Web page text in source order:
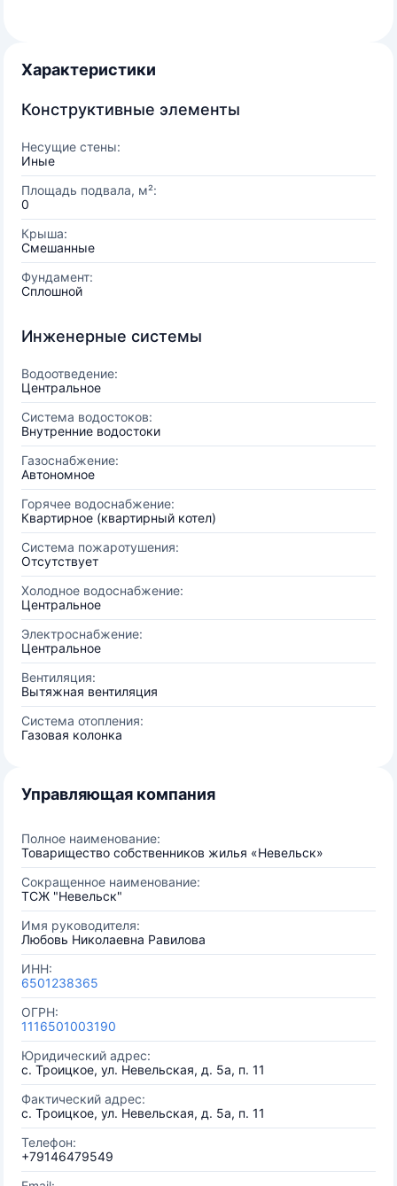
Характеристики
Конструктивные элементы
Несущие стены:
Иные
Площадь подвала, м²:
0
Крыша:
Смешанные
Фундамент:
Сплошной
Инженерные системы
Водоотведение:
Центральное
Система водостоков:
Внутренние водостоки
Газоснабжение:
Автономное
Горячее водоснабжение:
Квартирное (квартирный котел)
Система пожаротушения:
Отсутствует
Холодное водоснабжение:
Центральное
Электроснабжение:
Центральное
Вентиляция:
Вытяжная вентиляция
Система отопления:
Газовая колонка
Управляющая компания
Полное наименование:
Товарищество собственников жилья «Невельск»
Сокращенное наименование:
ТСЖ "Невельск"
Имя руководителя:
Любовь Николаевна Равилова
ИНН:
6501238365
ОГРН:
1116501003190
Юридический адрес:
с. Троицкое, ул. Невельская, д. 5а, п. 11
Фактический адрес:
с. Троицкое, ул. Невельская, д. 5а, п. 11
Телефон:
+79146479549